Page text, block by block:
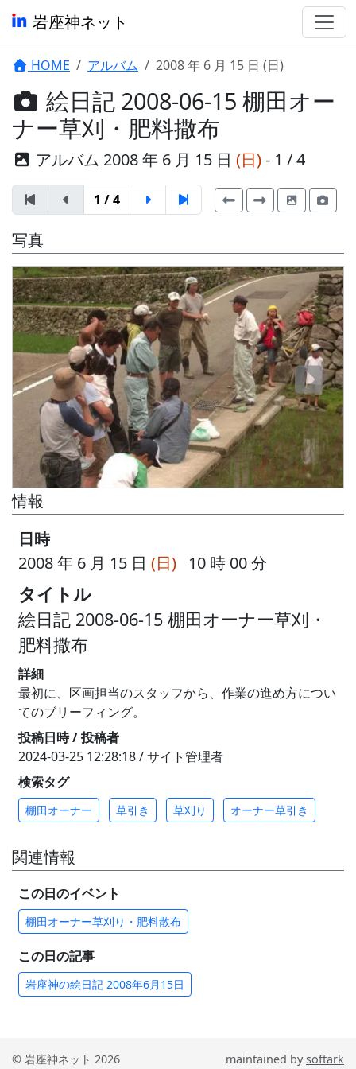
岩座神ネット
HOME アルバム 2008 年 6 月 15 日 (日)
絵日記 2008-06-15 棚田オー
ナー草刈・肥料撒布
アルバム 2008 年 6 月 15 日 (日)- 1 / 4
1 / 4
写真
情報
日時
2008 年 6 月 15 日 (日) 10 時 00 分
タイトル
絵日記 2008-06-15 棚田オーナー草刈・
肥料撒布
詳細
最初に、区画担当のスタッフから、作業の進め方につい
てのブリーフィング。
投稿日時 / 投稿者
2024-03-25 12:28:18 / サイト管理者
検索タグ
棚田オーナー 草引き 草刈り オーナー草引き
関連情報
この日のイベント
棚田オーナー草刈り・肥料散布
この日の記事
岩座神の絵日記 2008年6月15日
© 岩座神ネット 2026 maintained bysoftark